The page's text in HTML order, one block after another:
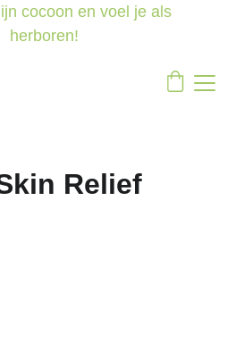
cocoon en voel je als
herboren!